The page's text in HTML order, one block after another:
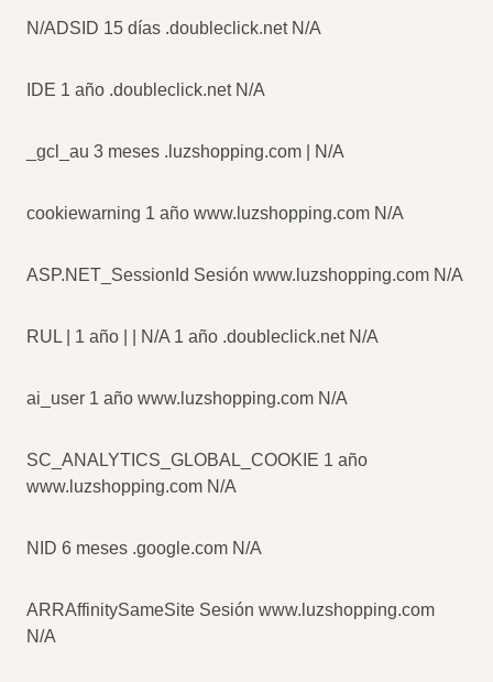
N/ADSID 15 días .doubleclick.net N/A
IDE 1 año .doubleclick.net N/A
_gcl_au 3 meses .luzshopping.com | N/A
cookiewarning 1 año www.luzshopping.com N/A
ASP.NET_SessionId Sesión www.luzshopping.com N/A
RUL | 1 año | | N/A 1 año .doubleclick.net N/A
ai_user 1 año www.luzshopping.com N/A
SC_ANALYTICS_GLOBAL_COOKIE 1 año
www.luzshopping.com N/A
NID 6 meses .google.com N/A
ARRAffinitySameSite Sesión www.luzshopping.com
N/A